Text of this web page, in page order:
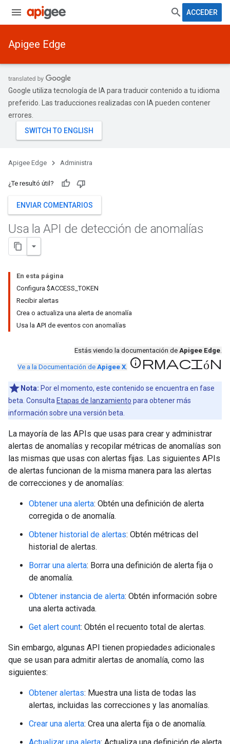
ACCEDER
Apigee Edge
Google utiliza tecnología de IA para traducir contenido a tu idioma
preferido. Las traducciones realizadas con IA pueden contener
errores.
Apigee Edge Administra
¿Te resultó útil?
ENVIAR COMENTARIOS
Usa la API de detección de anomalías
En esta página
Configura $ACCESS_TOKEN
Recibir alertas
Crea o actualiza una alerta de anomalía
Usa la API de eventos con anomalías
Estás viendo la documentación de Apigee Edge.
Ve a la Documentación de Apigee X. información
Nota: Por el momento, este contenido se encuentra en fase
beta. Consulta Etapas de lanzamiento para obtener más
información sobre una versión beta.
La mayoría de las APIs que usas para crear y administrar
alertas de anomalías y recopilar métricas de anomalías son
las mismas que usas con alertas fijas. Las siguientes APIs
de alertas funcionan de la misma manera para las alertas
de correcciones y de anomalías:
Obtener una alerta: Obtén una definición de alerta
corregida o de anomalía.
Obtener historial de alertas: Obtén métricas del
historial de alertas.
Borrar una alerta: Borra una definición de alerta fija o
de anomalía.
Obtener instancia de alerta: Obtén información sobre
una alerta activada.
Get alert count: Obtén el recuento total de alertas.
Sin embargo, algunas API tienen propiedades adicionales
que se usan para admitir alertas de anomalía, como las
siguientes:
Obtener alertas: Muestra una lista de todas las
alertas, incluidas las correcciones y las anomalías.
Crear una alerta: Crea una alerta fija o de anomalía.